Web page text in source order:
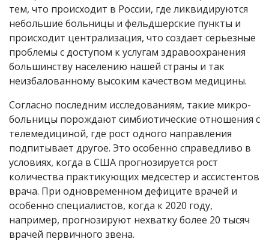
тем, что происходит в России, где ликвидируются
небольшие больницы и фельдшерские пункты и
происходит централизация, что создает серьезные
проблемы с доступом к услугам здравоохранения
большинству населению нашей страны и так
неизбалованному высоким качеством медицины.
Согласно последним исследованиям, такие микро-
больницы порождают симбиотические отношения с
телемедициной, где рост одного направления
подпитывает другое. Это особенно справедливо в
условиях, когда в США прогнозируется рост
количества практикующих медсестер и ассистентов
врача. При одновременном дефиците врачей и
особенно специалистов, когда к 2020 году,
например, прогнозируют нехватку более 20 тысяч
врачей первичного звена.